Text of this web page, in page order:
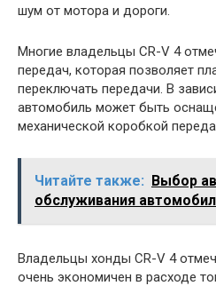
шум от мотора и дороги.
Многие владельцы CR-V 4
передач, которая позволяет
переключать передачи. В
автомобиль может быть
механической коробкой
Читайте также: Выбор
обслуживания
Владельцы хонды CR-V 4
очень экономичен в расходе